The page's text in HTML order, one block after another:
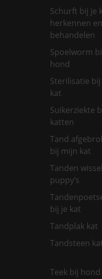
Schurft bij je
herkennen en
behandelen
Spoelworm
hond
Sterilisatie bij
kat
Suikerziekte
katten
Tand
bij mijn kat
Tanden
puppy’s
bij je kat
Tandplak kat
Tandsteen
Teek bij hond